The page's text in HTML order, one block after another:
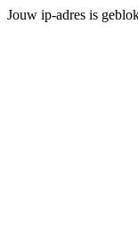
Jouw ip-adres is